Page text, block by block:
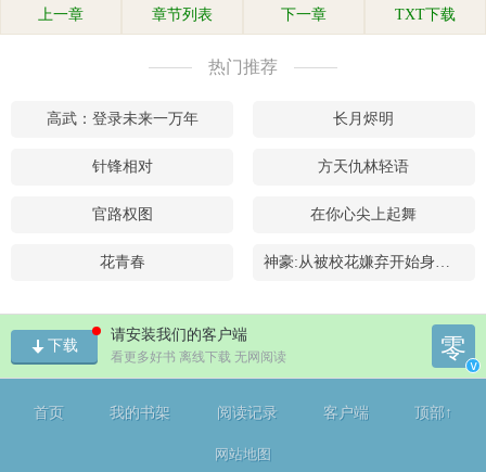
上一章 章节列表 下一章 TXT下载
热门推荐
高武：登录未来一万年 长月烬明
针锋相对 方天仇林轻语
官路权图 在你心尖上起舞
花青春 神豪:从被校花嫌弃开始身价暴涨
下载
请安装我们的客户端
看更多好书 离线下载 无网阅读 零
v
首页 我的书架 阅读记录 客户端 顶部↑
网站地图